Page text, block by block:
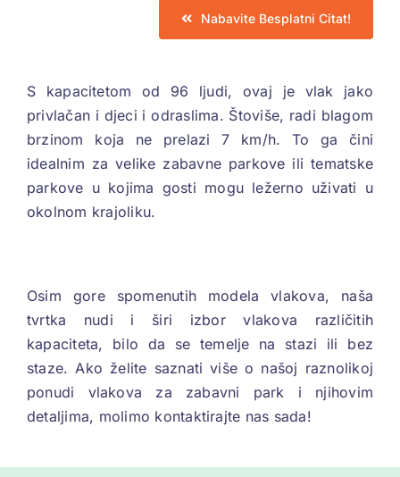
Nabavite Besplatni Citat!
S kapacitetom od 96 ljudi, ovaj je vlak jako
privlačan i djeci i odraslima. Štoviše, radi blagom
brzinom koja ne prelazi 7 km/h. To ga čini
idealnim za velike zabavne parkove ili tematske
parkove u kojima gosti mogu ležerno uživati ​​u
okolnom krajoliku.
Osim gore spomenutih modela vlakova, naša
tvrtka nudi i širi izbor vlakova različitih
kapaciteta, bilo da se temelje na stazi ili bez
staze. Ako želite saznati više o našoj raznolikoj
ponudi vlakova za zabavni park i njihovim
detaljima, molimo kontaktirajte nas sada!